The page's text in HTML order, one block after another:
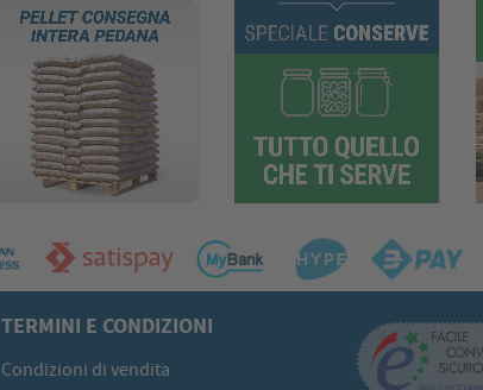
TERMINI E CONDIZIONI
Condizioni di vendita